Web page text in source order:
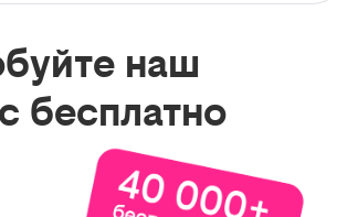
наш
бесплатно